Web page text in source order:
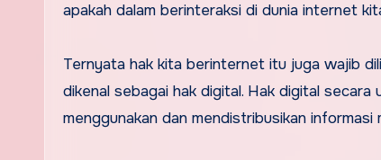
apakah dalam berinteraksi di dunia internet
Ternyata hak kita berinternet itu juga wajib
dikenal sebagai hak digital. Hak digital
menggunakan dan mendistribusikan informasi